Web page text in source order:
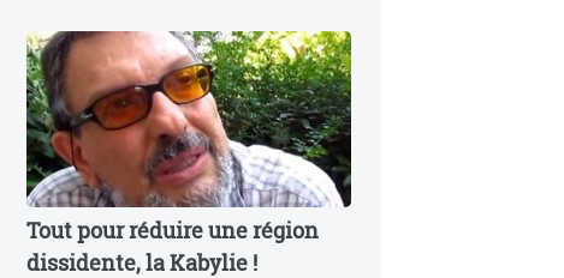
Tout pour réduire une région
dissidente, la Kabylie !